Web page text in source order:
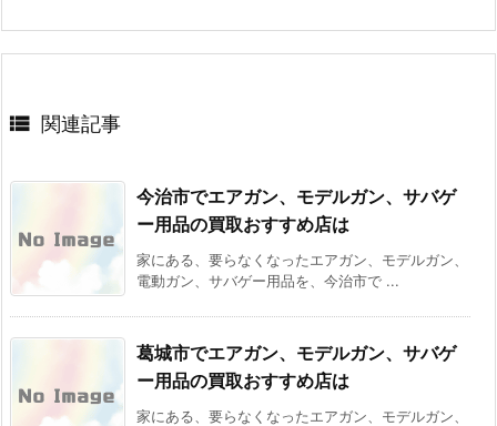
 関連記事
今治市でエアガン、モデルガン、サバゲ
ー用品の買取おすすめ店は
家にある、要らなくなったエアガン、モデルガン、
電動ガン、サバゲー用品を、今治市で ...
葛城市でエアガン、モデルガン、サバゲ
ー用品の買取おすすめ店は
家にある、要らなくなったエアガン、モデルガン、